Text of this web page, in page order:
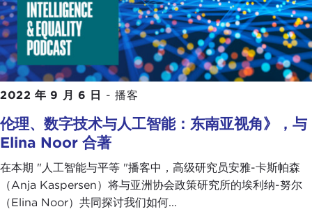
2022 年 9 月 6 日 - 播客
伦理、数字技术与人工智能：东南亚视角》，与
Elina Noor 合著
在本期 "人工智能与平等 "播客中，高级研究员安雅-卡斯帕森
（Anja Kaspersen）将与亚洲协会政策研究所的埃利纳-努尔
（Elina Noor）共同探讨我们如何...